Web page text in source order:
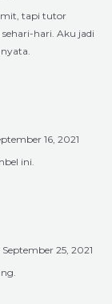
tapi tutor
hari. Aku jadi
16, 2021
ini.
September 25, 2021